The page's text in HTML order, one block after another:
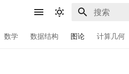
数学 数据结构 图论 计算几何